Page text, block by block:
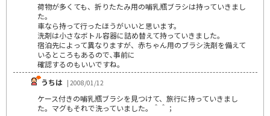
荷物が多くても、折りたたみ用の哺乳瓶ブラシは持っていきまし
た。
車なら持って行ったほうがいいと思います。
洗剤は小さなボトル容器に詰め替えて持っていきました。
宿泊先によって異なりますが、赤ちゃん用のブラシ洗剤を備えて
いるところもあるので､事前に
確認するのもいいですね。
うちは | 2008/01/12
ケース付きの哺乳瓶ブラシを見つけて、旅行に持っていきまし
た。マグもそれで洗っていました。＾＾；